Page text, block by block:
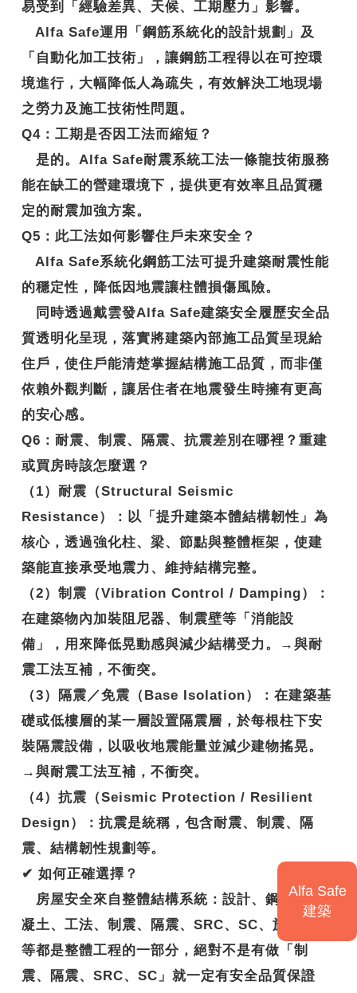
易受到「經驗差異、天候、工期壓力」影響。
Alfa Safe運用「鋼筋系統化的設計規劃」及
「自動化加工技術」，讓鋼筋工程得以在可控環
境進行，大幅降低人為疏失，有效解決工地現場
之勞力及施工技術性問題。
Q4：工期是否因工法而縮短？
是的。Alfa Safe耐震系統工法一條龍技術服務
能在缺工的營建環境下，提供更有效率且品質穩
定的耐震加強方案。
Q5 ：此工法如何影響住戶未來安全？
Alfa Safe系統化鋼筋工法可提升建築耐震性能
的穩定性，降低因地震讓柱體損傷風險。
同時透過戴雲發Alfa Safe建築安全履歷安全品
質透明化呈現，落實將建築內部施工品質呈現給
住戶，使住戶能清楚掌握結構施工品質，而非僅
依賴外觀判斷，讓居住者在地震發生時擁有更高
的安心感。
Q6 ：耐震、制震、隔震、抗震差別在哪裡？重建
或買房時該怎麼選？
（1）耐震（Structural Seismic
Resistance）：以「提升建築本體結構韌性」為
核心，透過強化柱、梁、節點與整體框架，使建
築能直接承受地震力、維持結構完整。
（2）制震（Vibration Control / Damping）：
在建築物內加裝阻尼器、制震壁等「消能設
備」，用來降低晃動感與減少結構受力。→與耐
震工法互補，不衝突。
（3）隔震／免震（Base Isolation）：在建築基
礎或低樓層的某一層設置隔震層，於每根柱下安
裝隔震設備，以吸收地震能量並減少建物搖晃。
→與耐震工法互補，不衝突。
（4）抗震（Seismic Protection / Resilient
Design）：抗震是統稱，包含耐震、制震、隔
震、結構韌性規劃等。
✔ 如何正確選擇？
房屋安全來自整體結構系統：設計、鋼筋、混
凝土、工法、制震、隔震、SRC、SC、施工技術
等都是整體工程的一部分，絕對不是有做「制
震、隔震、SRC、SC」就一定有安全品質保證
Alfa Safe
建築